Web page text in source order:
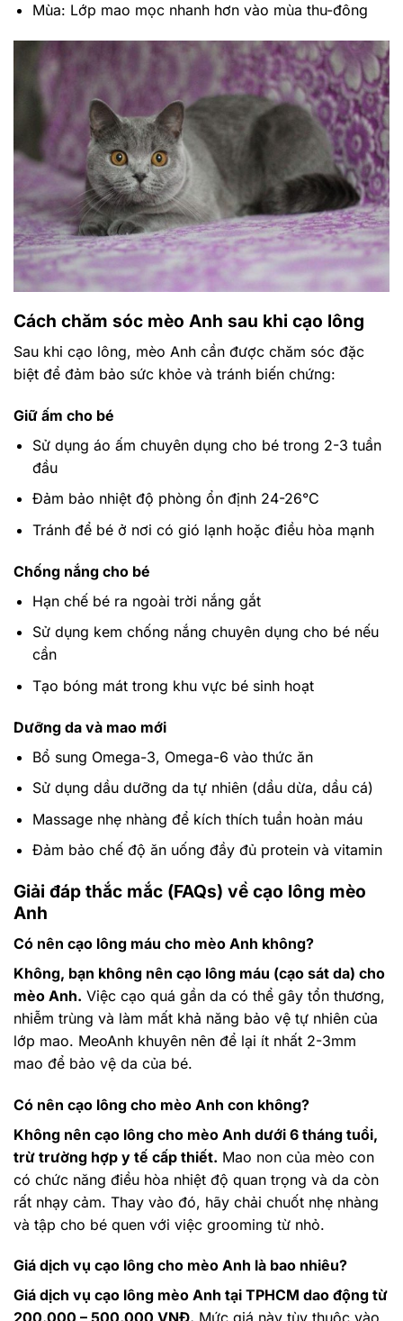
Mùa: Lớp mao mọc nhanh hơn vào mùa thu-đông
Cách chăm sóc mèo Anh sau khi cạo lông
Sau khi cạo lông, mèo Anh cần được chăm sóc đặc
biệt để đảm bảo sức khỏe và tránh biến chứng:
Giữ ấm cho bé
Sử dụng áo ấm chuyên dụng cho bé trong 2-3 tuần
đầu
Đảm bảo nhiệt độ phòng ổn định 24-26°C
Tránh để bé ở nơi có gió lạnh hoặc điều hòa mạnh
Chống nắng cho bé
Hạn chế bé ra ngoài trời nắng gắt
Sử dụng kem chống nắng chuyên dụng cho bé nếu
cần
Tạo bóng mát trong khu vực bé sinh hoạt
Dưỡng da và mao mới
Bổ sung Omega-3, Omega-6 vào thức ăn
Sử dụng dầu dưỡng da tự nhiên (dầu dừa, dầu cá)
Massage nhẹ nhàng để kích thích tuần hoàn máu
Đảm bảo chế độ ăn uống đầy đủ protein và vitamin
Giải đáp thắc mắc (FAQs) về cạo lông mèo
Anh
Có nên cạo lông máu cho mèo Anh không?
Không, bạn không nên cạo lông máu (cạo sát da) cho
mèo Anh. Việc cạo quá gần da có thể gây tổn thương,
nhiễm trùng và làm mất khả năng bảo vệ tự nhiên của
lớp mao. MeoAnh khuyên nên để lại ít nhất 2-3mm
mao để bảo vệ da của bé.
Có nên cạo lông cho mèo Anh con không?
Không nên cạo lông cho mèo Anh dưới 6 tháng tuổi,
trừ trường hợp y tế cấp thiết. Mao non của mèo con
có chức năng điều hòa nhiệt độ quan trọng và da còn
rất nhạy cảm. Thay vào đó, hãy chải chuốt nhẹ nhàng
và tập cho bé quen với việc grooming từ nhỏ.
Giá dịch vụ cạo lông cho mèo Anh là bao nhiêu?
Giá dịch vụ cạo lông mèo Anh tại TPHCM dao động từ